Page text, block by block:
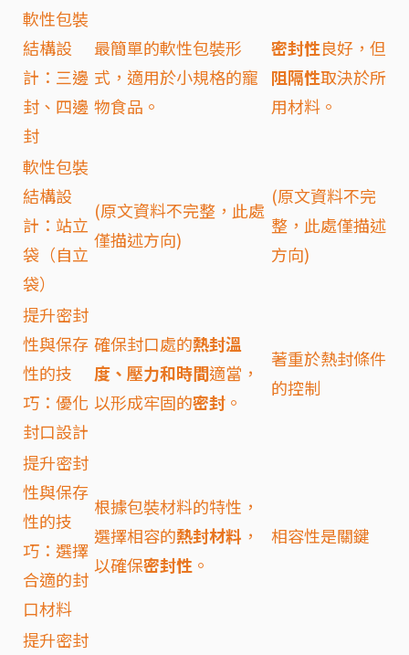
軟性包裝
結構設
計：三邊
封、四邊
封
最簡單的軟性包裝形
式，適用於小規格的寵
物食品。
密封性良好，但
阻隔性取決於所
用材料。
軟性包裝
結構設
計：站立
袋（自立
袋）
(原文資料不完整，此處
僅描述方向)
(原文資料不完
整，此處僅描述
方向)
提升密封
性與保存
性的技
巧：優化
封口設計
確保封口處的熱封溫
度、壓力和時間適當，
以形成牢固的密封 。
著重於熱封條件
的控制
提升密封
性與保存
性的技
巧：選擇
合適的封
口材料
根據包裝材料的特性，
選擇相容的熱封材料 ，
以確保密封性 。
相容性是關鍵
提升密封